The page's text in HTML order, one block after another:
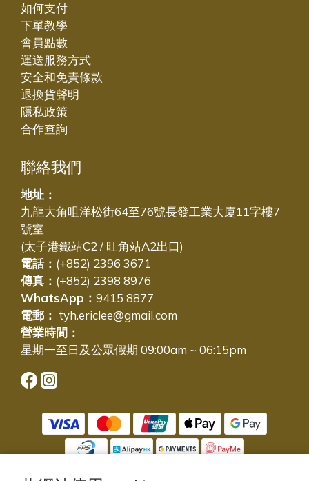
如何支付
下單教學
會員點數
運送服務方式
安全和免責條款
退換貨聲明
隱私政策
合作查詢
聯絡我們
地址：
九龍大角咀洋松街64至76號長發工業大廈11字樓7
號室
(太子港鐵站C2 / 旺角站A2出口)
電話： (+852) 2396 3671
傳真： (+852) 2398 8976
WhatsApp： 9415 8877
電郵： tyh.ericlee@gmail.com
營業時間：
星期一至日及公眾假期 09:00am ~ 06:15pm